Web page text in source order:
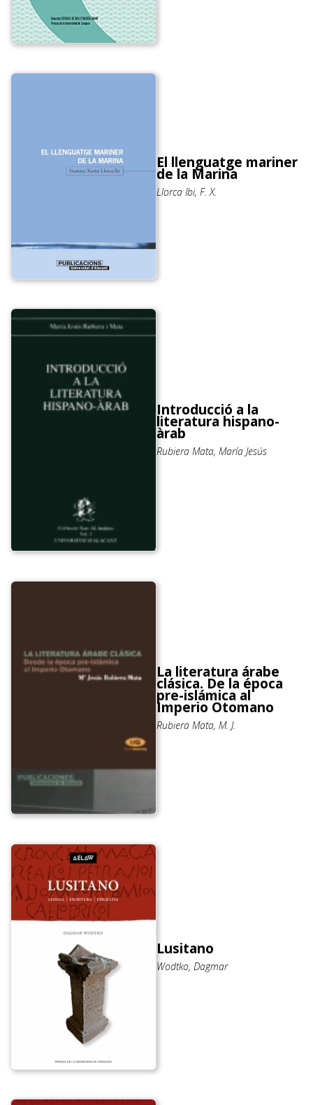
El llenguatge mariner
de la Marina
Llorca Ibi, F. X.
Introducció a la
literatura hispano-
àrab
Rubiera Mata, María Jesús
La literatura árabe
clásica. De la época
pre-islámica al
Imperio Otomano
Rubiera Mata, M. J.
Lusitano
Wodtko, Dagmar